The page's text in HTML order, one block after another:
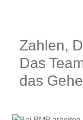
Zahlen,
Das
das